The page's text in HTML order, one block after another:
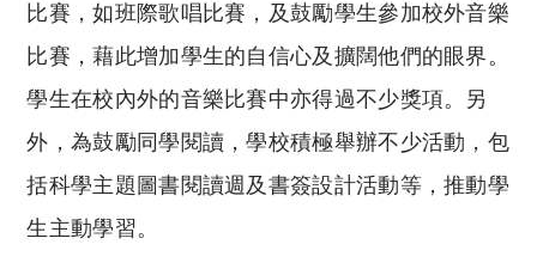
比賽，如班際歌唱比賽，及鼓勵學生參加校外音樂
比賽，藉此增加學生的自信心及擴闊他們的眼界。
學生在校內外的音樂比賽中亦得過不少獎項。另
外，為鼓勵同學閱讀，學校積極舉辦不少活動，包
括科學主題圖書閱讀週及書簽設計活動等，推動學
生主動學習。